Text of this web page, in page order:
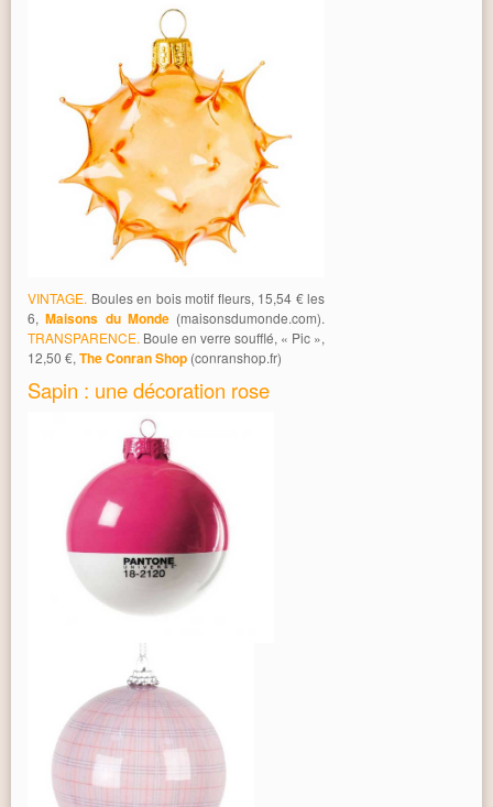
VINTAGE. Boules en bois motif fleurs, 15,54 € les
6,Maisons du Monde(maisonsdumonde.com).
TRANSPARENCE. Boule en verre soufflé, « Pic »,
12,50 €, The Conran Shop (conranshop.fr)
Sapin : une décoration rose